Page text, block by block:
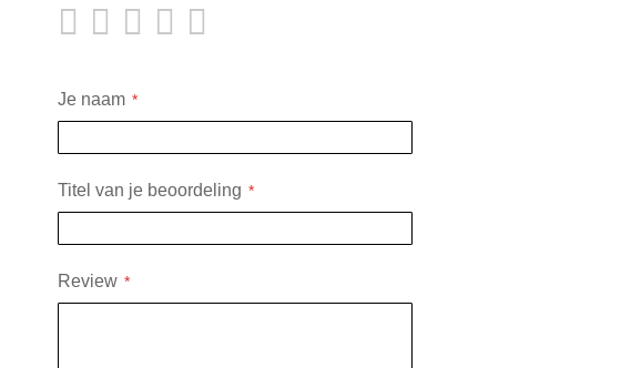
1
star
2
stars
3
stars
4
stars
Je naam
Titel van je beoordeling
Review